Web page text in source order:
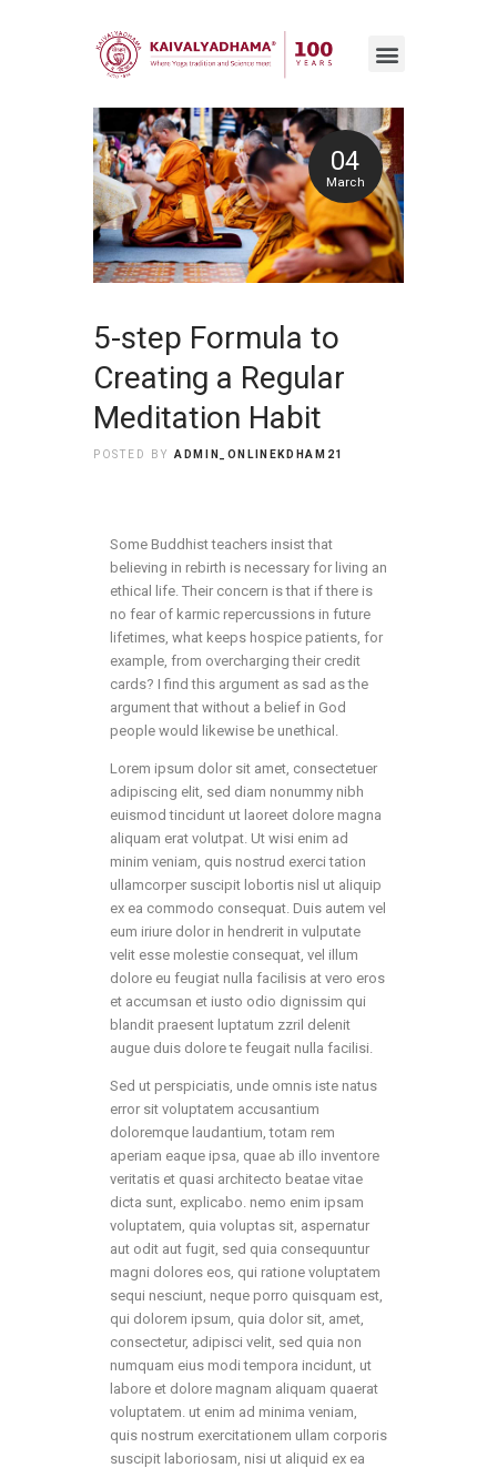
04
March
5-step Formula to
Creating a Regular
Meditation Habit
POSTED BYADMIN_ONLINEKDHAM21
Some Buddhist teachers insist that
believing in rebirth is necessary for living an
ethical life. Their concern is that if there is
no fear of karmic repercussions in future
lifetimes, what keeps hospice patients, for
example, from overcharging their credit
cards? I find this argument as sad as the
argument that without a belief in God
people would likewise be unethical.
Lorem ipsum dolor sit amet, consectetuer
adipiscing elit, sed diam nonummy nibh
euismod tincidunt ut laoreet dolore magna
aliquam erat volutpat. Ut wisi enim ad
minim veniam, quis nostrud exerci tation
ullamcorper suscipit lobortis nisl ut aliquip
ex ea commodo consequat. Duis autem vel
eum iriure dolor in hendrerit in vulputate
velit esse molestie consequat, vel illum
dolore eu feugiat nulla facilisis at vero eros
et accumsan et iusto odio dignissim qui
blandit praesent luptatum zzril delenit
augue duis dolore te feugait nulla facilisi.
Sed ut perspiciatis, unde omnis iste natus
error sit voluptatem accusantium
doloremque laudantium, totam rem
aperiam eaque ipsa, quae ab illo inventore
veritatis et quasi architecto beatae vitae
dicta sunt, explicabo. nemo enim ipsam
voluptatem, quia voluptas sit, aspernatur
aut odit aut fugit, sed quia consequuntur
magni dolores eos, qui ratione voluptatem
sequi nesciunt, neque porro quisquam est,
qui dolorem ipsum, quia dolor sit, amet,
consectetur, adipisci velit, sed quia non
numquam eius modi tempora incidunt, ut
labore et dolore magnam aliquam quaerat
voluptatem. ut enim ad minima veniam,
quis nostrum exercitationem ullam corporis
suscipit laboriosam, nisi ut aliquid ex ea